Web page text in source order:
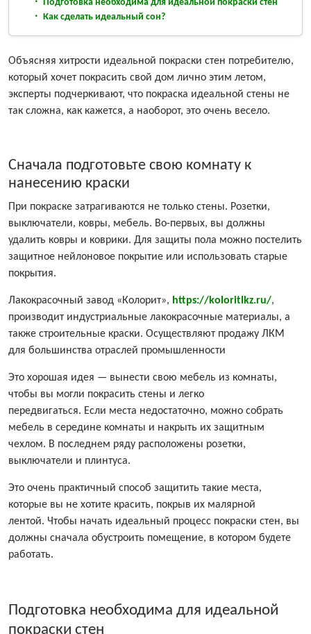
Подготовка необходима для идеальной покраски стен
Как сделать идеальный сон?
Объясняя хитрости идеальной покраски стен потребителю,
который хочет покрасить свой дом лично этим летом,
эксперты подчеркивают, что покраска идеальной стены не
так сложна, как кажется, а наоборот, это очень весело.
Сначала подготовьте свою комнату к
нанесению краски
При покраске затрагиваются не только стены. Розетки,
выключатели, ковры, мебель. Во-первых, вы должны
удалить ковры и коврики. Для защиты пола можно постелить
защитное нейлоновое покрытие или использовать старые
покрытия.
Лакокрасочный завод «Колорит», https://koloritlkz.ru/,
производит индустриальные лакокрасочные материалы, а
также строительные краски. Осуществляют продажу ЛКМ
для большинства отраслей промышленности
Это хорошая идея — вынести свою мебель из комнаты,
чтобы вы могли покрасить стены и легко
передвигаться. Если места недостаточно, можно собрать
мебель в середине комнаты и накрыть их защитным
чехлом. В последнем ряду расположены розетки,
выключатели и плинтуса.
Это очень практичный способ защитить такие места,
которые вы не хотите красить, покрыв их малярной
лентой. Чтобы начать идеальный процесс покраски стен, вы
должны сначала обустроить помещение, в котором будете
работать.
Подготовка необходима для идеальной
покраски стен